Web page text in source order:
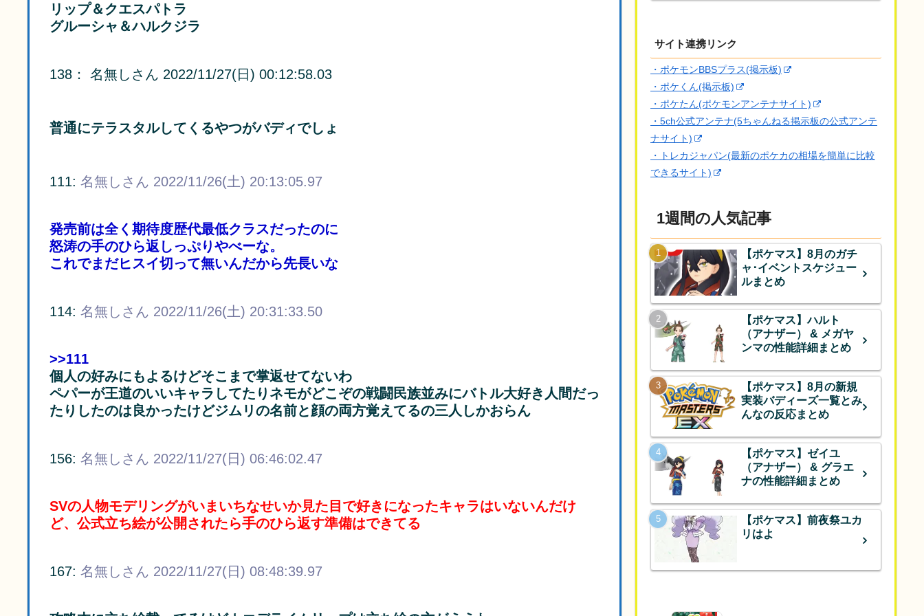
リップ＆クエスパトラ
グルーシャ＆ハルクジラ
138 ： 名無しさん 2022/11/27(日) 00:12:58.03
普通にテラスタルしてくるやつがバディでしょ
111: 名無しさん 2022/11/26(土) 20:13:05.97
発売前は全く期待度歴代最低クラスだったのに
怒涛の手のひら返しっぷりやべーな。
これでまだヒスイ切って無いんだから先長いな
114: 名無しさん 2022/11/26(土) 20:31:33.50
>>111
個人の好みにもよるけどそこまで掌返せてないわ
ペパーが王道のいいキャラしてたりネモがどこぞの戦闘民族並みにバトル大好き人間だっ
たりしたのは良かったけどジムリの名前と顔の両方覚えてるの三人しかおらん
156: 名無しさん 2022/11/27(日) 06:46:02.47
SVの人物モデリングがいまいちなせいか見た目で好きになったキャラはいないんだけ
ど、公式立ち絵が公開されたら手のひら返す準備はできてる
167: 名無しさん 2022/11/27(日) 08:48:39.97
サイト連携リンク
・ポケモンBBSプラス(掲示板)
・ポケくん(掲示板)
・ポケたん(ポケモンアンテナサイト)
・5ch公式アンテナ(5ちゃんねる掲示板の公式アンテ
ナサイト)
・トレカジャパン(最新のポケカの相場を簡単に比較
できるサイト)
1週間の人気記事
【ポケマス】8月のガチ
ャ･イベントスケジュー
ルまとめ
【ポケマス】ハルト
（アナザー） & メガヤ
ンマの性能詳細まとめ
【ポケマス】8月の新規
実装バディーズ一覧とみ
んなの反応まとめ
【ポケマス】ゼイユ
（アナザー） & グラエ
ナの性能詳細まとめ
【ポケマス】前夜祭ユカ
リはよ